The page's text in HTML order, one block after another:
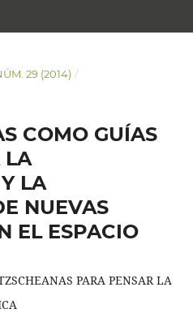
29 (2014) /
COMO GUÍAS
LA
LA
NUEVAS
EL ESPACIO
PARA PENSAR LA